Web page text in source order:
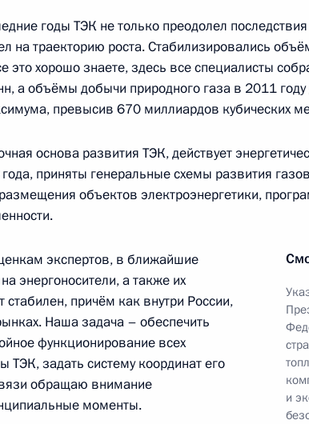
Брянской области Николаем Дениным
Сочи
среда
обязанности губернатора
Савченко
вторник
госпрограммы вооружения в части
войск и ВДВ
Сочи
годы ТЭК не только преодолел
на траекторию роста. Стабилизировались
это хорошо знаете, здесь все специалисты
а объёмы добычи природного газа в 2011 году
превысив 670 миллиардов кубических
основа развития ТЭК, действует
приняты генеральные схемы развития
объектов электроэнергетики,
и
экспертов, в ближайшие
энергоносители, а также их
стабилен, причём как внутри России,
Наша задача – обеспечить
функционирование всех
ТЭК, задать систему координат его
обращаю внимание
моменты.